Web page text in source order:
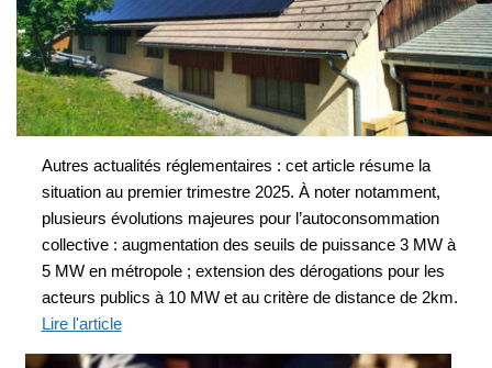
Autres actualités réglementaires : cet article résume la
situation au premier trimestre 2025. À noter notamment,
plusieurs évolutions majeures pour l’autoconsommation
collective : augmentation des seuils de puissance 3 MW à
5 MW en métropole ; extension des dérogations pour les
acteurs publics à 10 MW et au critère de distance de 2km.
Lire l'article